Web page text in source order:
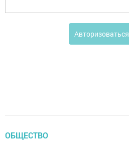
Авторизоваться
ОБЩЕСТВО